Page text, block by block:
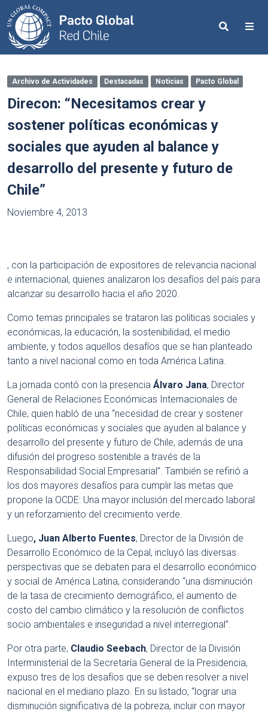
Search
Archivo de Actividades Destacadas Noticias Pacto Global
Direcon: “Necesitamos crear y
sostener políticas económicas y
sociales que ayuden al balance y
desarrollo del presente y futuro de
Chile”
Noviembre 4, 2013
, con la participación de expositores de relevancia nacional
e internacional, quienes analizaron los desafíos del país para
alcanzar su desarrollo hacia el año 2020.
Como temas principales se trataron las políticas sociales y
económicas, la educación, la sostenibilidad, el medio
ambiente, y todos aquellos desafíos que se han planteado
tanto a nivel nacional como en toda América Latina.
La jornada contó con la presencia Álvaro Jana, Director
General de Relaciones Económicas Internacionales de
Chile, quien habló de una “necesidad de crear y sostener
políticas económicas y sociales que ayuden al balance y
desarrollo del presente y futuro de Chile, además de una
difusión del progreso sostenible a través de la
Responsabilidad Social Empresarial”. También se refirió a
los dos mayores desafíos para cumplir las metas que
propone la OCDE: Una mayor inclusión del mercado laboral
y un reforzamiento del crecimiento verde.
Luego, Juan Alberto Fuentes, Director de la División de
Desarrollo Económico de la Cepal, incluyó las diversas
perspectivas que se debaten para el desarrollo económico
y social de América Latina, considerando “una disminución
de la tasa de crecimiento demográfico, el aumento de
costo del cambio climático y la resolución de conflictos
socio ambientales e inseguridad a nivel interregional”.
Por otra parte, Claudio Seebach, Director de la División
Interministerial de la Secretaría General de la Presidencia,
expuso tres de los desafíos que se deben resolver a nivel
nacional en el mediano plazo. En su listado, “lograr una
disminución significativa de la pobreza, incluir con mayor